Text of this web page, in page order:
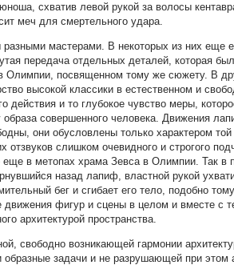
схватив левой рукой за волосы
меч для смертельного удара.
мастерами. В некоторых из них еще
передача отдельных деталей, которая
Олимпии, посвященном тому же сюжету. В
высокой классики в естественном и
действия и то глубокое чувство меры,
образа совершенного человека. Движения
они обусловлены только характером
отзвуков слишком очевидного и строгого
в метопах храма Зевса в Олимпии. Так в
назад лапиф, властной рукой
бег и сгибает его тело, подобно
движения фигур и сцены в целом и вместе с
архитектурой пространства.
свободно возникающей гармонии
задачи и не разрушающей при этом